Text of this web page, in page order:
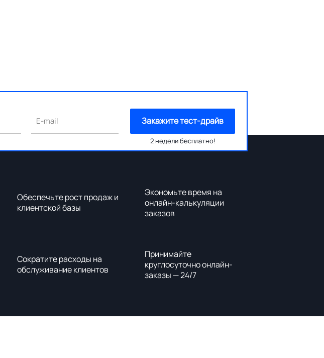
E-mail Закажите тест-драйв
2 недели бесплатно!
Обеспечьте рост продаж и
клиентской базы
Экономьте время на
онлайн-калькуляции
заказов
Сократите расходы на
обслуживание клиентов
Принимайте
круглосуточно онлайн-
заказы — 24/7